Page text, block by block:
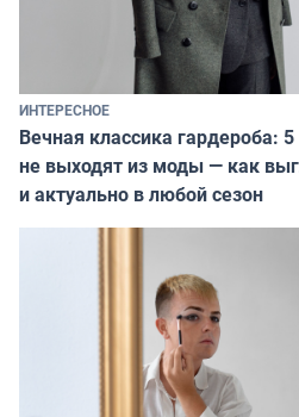
ИНТЕРЕСНОЕ
Вечная классика гардероба:
не выходят из моды — как
и актуально в любой сезон